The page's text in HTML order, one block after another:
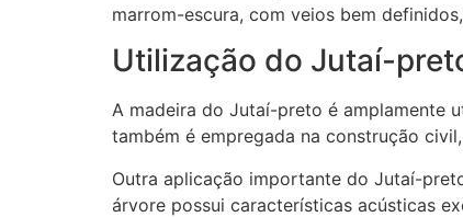
marrom-escura, com veios bem
Utilização do Jutaí-
A madeira do Jutaí-preto é amplamente
também é empregada na construção
Outra aplicação importante do Jutaí-
árvore possui características acústicas